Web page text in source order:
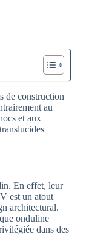
de construction
au
et aux
En effet, leur
est un atout
architectural.
onduline
dans des